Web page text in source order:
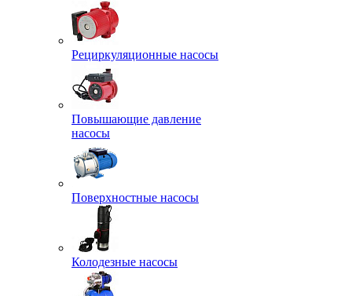
Рециркуляционные насосы
Повышающие давление
насосы
Поверхностные насосы
Колодезные насосы